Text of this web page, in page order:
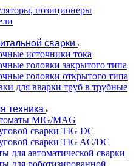
позиционеры
сварки
источники тока
головки закрытого типа
головки открытого типа
для вварки труб в трубные
техника
MIG/MAG
сварки TIG DC
сварки TIG AC/DC
для автоматической сварки
для роботизированной